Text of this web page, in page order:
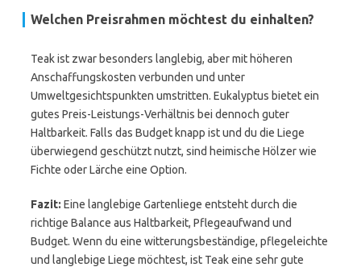
Welchen Preisrahmen möchtest du einhalten?
Teak ist zwar besonders langlebig, aber mit höheren
Anschaffungskosten verbunden und unter
Umweltgesichtspunkten umstritten. Eukalyptus bietet ein
gutes Preis-Leistungs-Verhältnis bei dennoch guter
Haltbarkeit. Falls das Budget knapp ist und du die Liege
überwiegend geschützt nutzt, sind heimische Hölzer wie
Fichte oder Lärche eine Option.
Fazit: Eine langlebige Gartenliege entsteht durch die
richtige Balance aus Haltbarkeit, Pflegeaufwand und
Budget. Wenn du eine witterungsbeständige, pflegeleichte
und langlebige Liege möchtest, ist Teak eine sehr gute